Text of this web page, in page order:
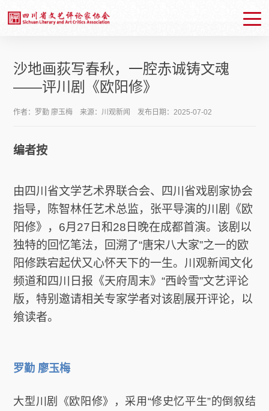
协会简介 协会章程 主席团成员 地址邮编
沙地画荻写春秋，一腔赤诚铸文魂
——评川剧《欧阳修》
作者：​罗勤 廖玉梅 来源：川观新闻 发布日期：2025-07-02
编者按
由四川省文学艺术界联合会、四川省戏剧家协会
指导，陈智林任艺术总监，张平导演的川剧《欧
阳修》，6月27日和28日晚在成都首演。该剧以
独特的回忆笔法，回溯了“唐宋八大家”之一的欧
阳修跌宕起伏又心怀天下的一生。川观新闻文化
频道和四川日报《天府周末》“西岭雪”文艺评论
版，特别邀请相关专家学者对该剧展开评论，以
飨读者。
罗勤 廖玉梅
大型川剧《欧阳修》，采用“修史忆平生”的倒叙结